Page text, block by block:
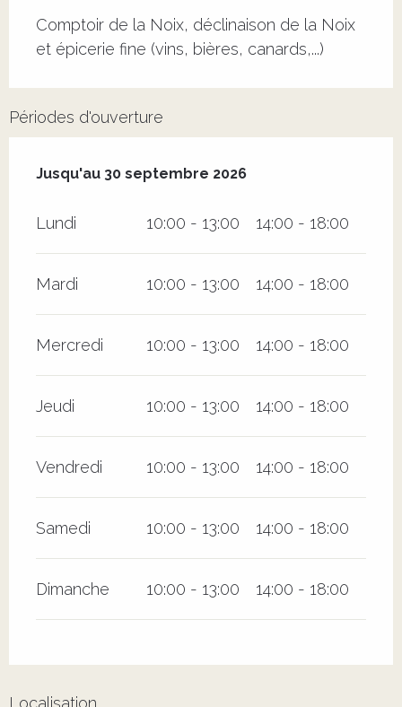
Comptoir de la Noix, déclinaison de la Noix
et épicerie fine (vins, bières, canards,...)
Périodes d'ouverture
Du1 avril 2026au30 septembre 2026
Jusqu'au 30 septembre 2026
Lundi 10:00 - 13:00 14:00 - 18:00
Mardi 10:00 - 13:00 14:00 - 18:00
Mercredi 10:00 - 13:00 14:00 - 18:00
Jeudi 10:00 - 13:00 14:00 - 18:00
Vendredi 10:00 - 13:00 14:00 - 18:00
Samedi 10:00 - 13:00 14:00 - 18:00
Dimanche 10:00 - 13:00 14:00 - 18:00
Localisation